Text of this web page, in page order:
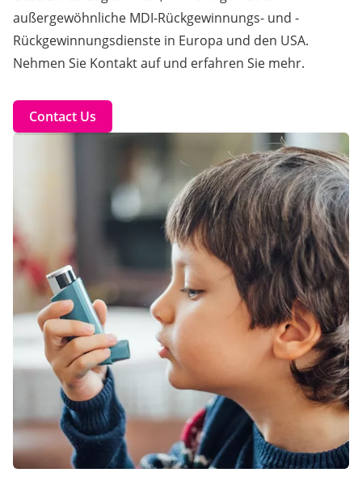
außergewöhnliche MDI-Rückgewinnungs- und -
Rückgewinnungsdienste in Europa und den USA.
Nehmen Sie Kontakt auf und erfahren Sie mehr.
Contact Us